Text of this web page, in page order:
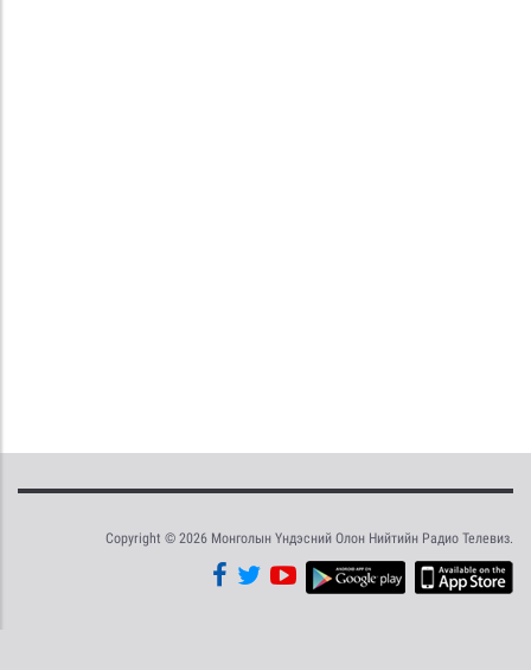
Copyright © 2026 Монголын Үндэсний Олон Нийтийн Радио Телевиз.